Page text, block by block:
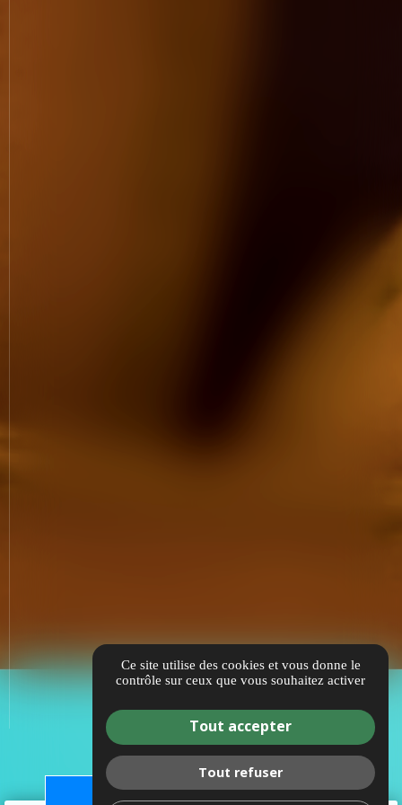
JE FAIS UN DON
Ce site utilise des cookies et vous donne le
contrôle sur ceux que vous souhaitez activer
Tout accepter
Tout refuser